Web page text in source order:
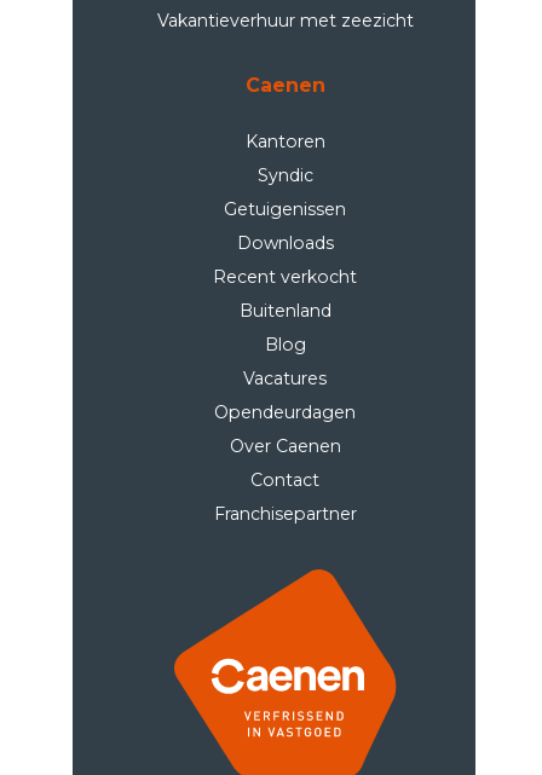
Vakantieverhuur met zeezicht
Caenen
Kantoren
Syndic
Getuigenissen
Downloads
Recent verkocht
Buitenland
Blog
Vacatures
Opendeurdagen
Over Caenen
Contact
Franchisepartner